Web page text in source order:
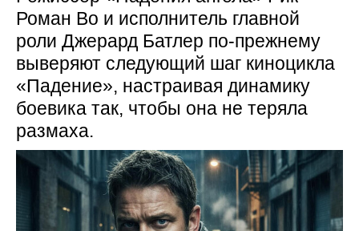
Роман Во и исполнитель главной
роли Джерард Батлер по-прежнему
выверяют следующий шаг киноцикла
«Падение», настраивая динамику
боевика так, чтобы она не теряла
размаха.